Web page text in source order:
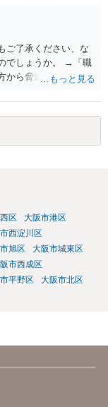
ご了承ください、な
でしょうか。 →「職
から脅迫や強要未遂
害と言われる可能性
区
大阪市港区
西淀川区
旭区
大阪市城東区
市西成区
平野区
大阪市北区